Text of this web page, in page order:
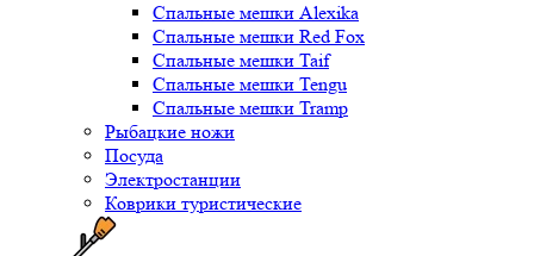
Спальные мешки Alexika
Спальные мешки Red Fox
Спальные мешки Taif
Спальные мешки Tengu
Спальные мешки Tramp
Рыбацкие ножи
Посуда
Электростанции
Коврики туристические